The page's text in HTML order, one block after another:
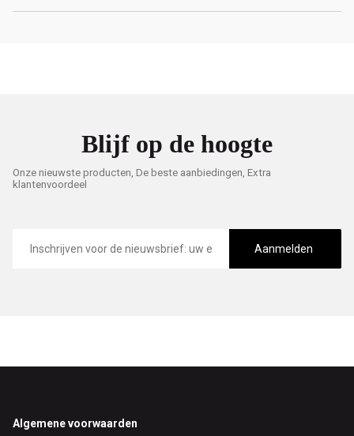
Blijf op de hoogte
Onze nieuwste producten, De beste aanbiedingen, Extra
klantenvoordeel
mailadres
Aanmelden
Footer
Algemene voorwaarden